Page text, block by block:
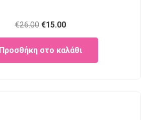
€26.00 Original
price
was:
€15.00Current
price
is:
Προσθήκη στο καλάθι